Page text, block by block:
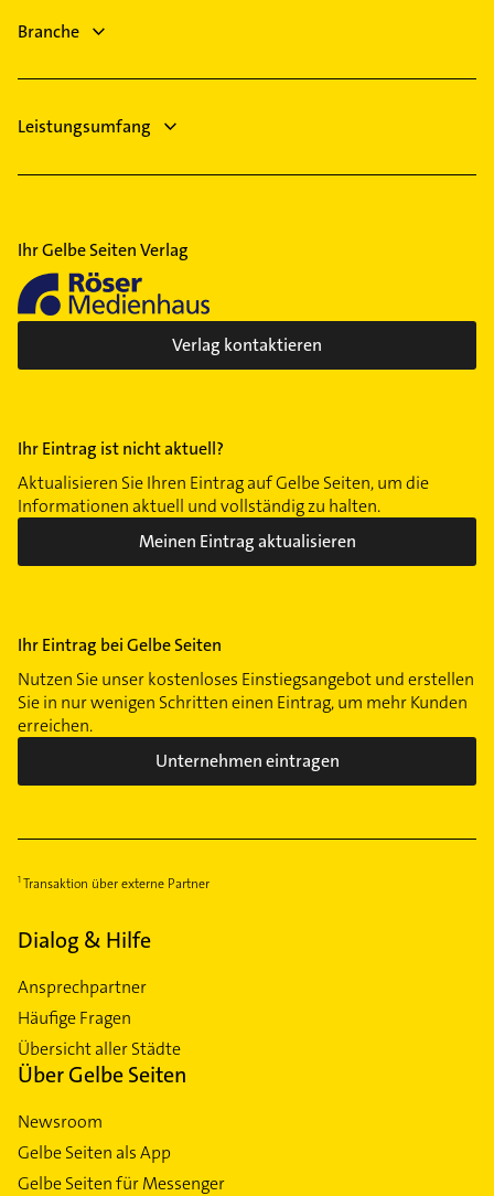
Branche
Leistungsumfang
Ihr Gelbe Seiten Verlag
Verlag kontaktieren
Ihr Eintrag ist nicht aktuell?
Aktualisieren Sie Ihren Eintrag auf Gelbe Seiten, um die
Informationen aktuell und vollständig zu halten.
Meinen Eintrag aktualisieren
Ihr Eintrag bei Gelbe Seiten
Nutzen Sie unser kostenloses Einstiegsangebot und erstellen
Sie in nur wenigen Schritten einen Eintrag, um mehr Kunden
erreichen.
Unternehmen eintragen
Transaktion über externe Partner
Dialog & Hilfe
Ansprechpartner
Häufige Fragen
Übersicht aller Städte
Über Gelbe Seiten
Newsroom
Gelbe Seiten als App
Gelbe Seiten für Messenger